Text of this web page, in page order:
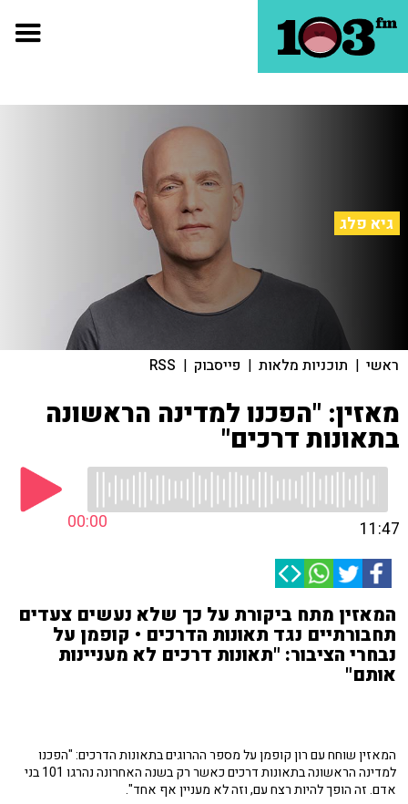
גיא פלג
ראשי | תוכניות מלאות | פייסבוק |
RSS
מאזין: "הפכנו למדינה הראשונה
בתאונות דרכים"
00:00 11:47
המאזין מתח ביקורת על כך שלא נעשים צעדים
תחבורתיים נגד תאונות הדרכים • קופמן על
נבחרי הציבור: "תאונות דרכים לא מעניינות
אותם"
המאזין שוחח עם רון קופמן על מספר ההרוגים בתאונות הדרכים: "הפכנו
למדינה הראשונה בתאונות דרכים כאשר רק בשנה האחרונה נהרגו 101 בני
אדם. זה הופך להיות רצח עם, וזה לא מעניין אף אחד".